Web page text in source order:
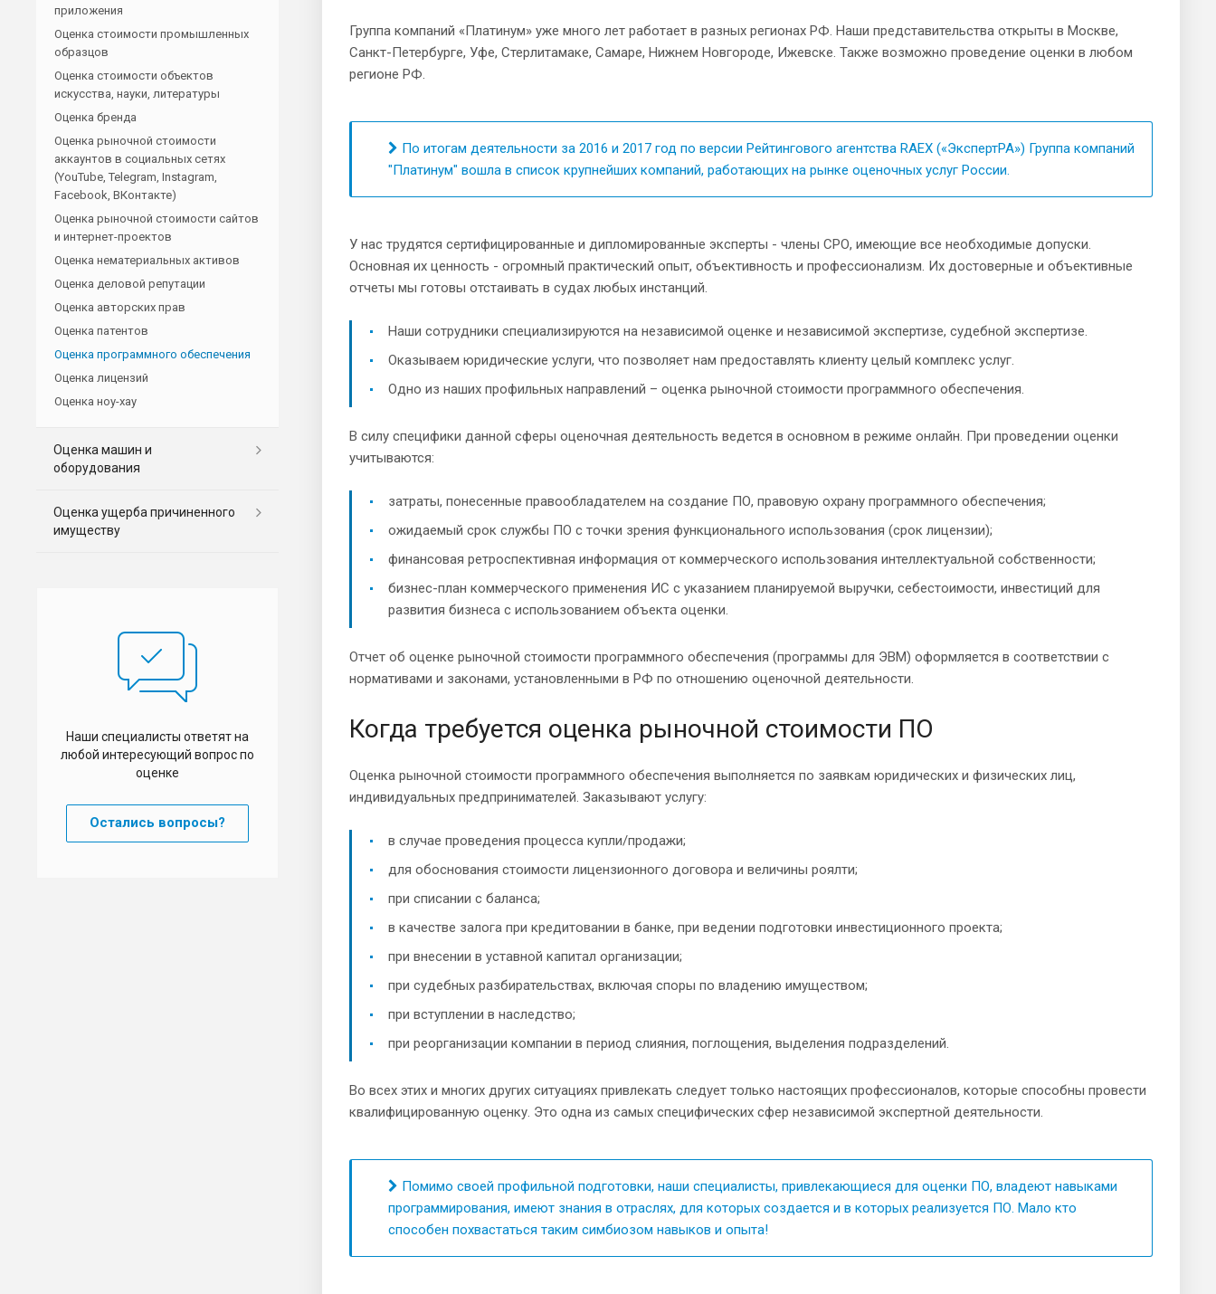
Группа компаний «Платинум» уже много лет работает в разных регионах РФ. Наши представительства открыты в Москве,
Санкт-Петербурге, Уфе, Стерлитамаке, Самаре, Нижнем Новгороде, Ижевске. Также возможно проведение оценки в любом
регионе РФ.
По итогам деятельности за 2016 и 2017 год по версии Рейтингового агентства RAEX («ЭкспертРА») Группа компаний
"Платинум" вошла в список крупнейших компаний, работающих на рынке оценочных услуг России.
У нас трудятся сертифицированные и дипломированные эксперты - члены СРО, имеющие все необходимые допуски.
Основная их ценность - огромный практический опыт, объективность и профессионализм. Их достоверные и объективные
отчеты мы готовы отстаивать в судах любых инстанций.
Наши сотрудники специализируются на независимой оценке и независимой экспертизе, судебной экспертизе.
Оказываем юридические услуги, что позволяет нам предоставлять клиенту целый комплекс услуг.
Одно из наших профильных направлений – оценка рыночной стоимости программного обеспечения.
В силу специфики данной сферы оценочная деятельность ведется в основном в режиме онлайн. При проведении оценки
учитываются:
затраты, понесенные правообладателем на создание ПО, правовую охрану программного обеспечения;
ожидаемый срок службы ПО с точки зрения функционального использования (срок лицензии);
финансовая ретроспективная информация от коммерческого использования интеллектуальной собственности;
бизнес-план коммерческого применения ИС с указанием планируемой выручки, себестоимости, инвестиций для
развития бизнеса с использованием объекта оценки.
Отчет об оценке рыночной стоимости программного обеспечения (программы для ЭВМ) оформляется в соответствии с
нормативами и законами, установленными в РФ по отношению оценочной деятельности.
Когда требуется оценка рыночной стоимости ПО
Оценка рыночной стоимости программного обеспечения выполняется по заявкам юридических и физических лиц,
индивидуальных предпринимателей. Заказывают услугу:
в случае проведения процесса купли/продажи;
для обоснования стоимости лицензионного договора и величины роялти;
при списании с баланса;
в качестве залога при кредитовании в банке, при ведении подготовки инвестиционного проекта;
при внесении в уставной капитал организации;
при судебных разбирательствах, включая споры по владению имуществом;
при вступлении в наследство;
при реорганизации компании в период слияния, поглощения, выделения подразделений.
Во всех этих и многих других ситуациях привлекать следует только настоящих профессионалов, которые способны провести
квалифицированную оценку. Это одна из самых специфических сфер независимой экспертной деятельности.
Помимо своей профильной подготовки, наши специалисты, привлекающиеся для оценки ПО, владеют навыками
программирования, имеют знания в отраслях, для которых создается и в которых реализуется ПО. Мало кто
способен похвастаться таким симбиозом навыков и опыта!
приложения
Оценка стоимости промышленных
образцов
Оценка стоимости объектов
искусства, науки, литературы
Оценка бренда
Оценка рыночной стоимости
аккаунтов в социальных сетях
(YouTube, Telegram, Instagram,
Facebook, ВКонтакте)
Оценка рыночной стоимости сайтов
и интернет-проектов
Оценка нематериальных активов
Оценка деловой репутации
Оценка авторских прав
Оценка патентов
Оценка программного обеспечения
Оценка лицензий
Оценка ноу-хау
Оценка машин и
оборудования
Оценка ущерба причиненного
имуществу
Наши специалисты ответят на
любой интересующий вопрос по
оценке
Остались вопросы?